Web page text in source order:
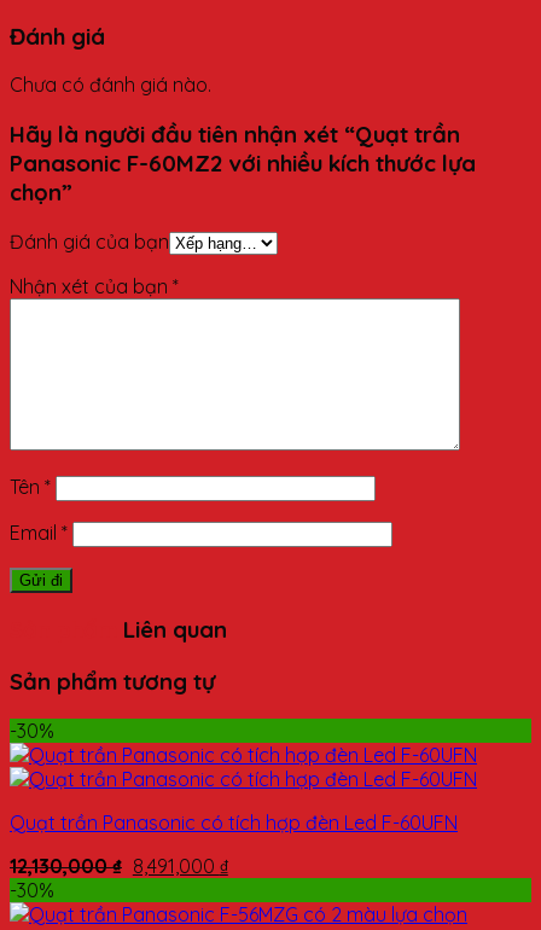
Đánh giá
Chưa có đánh giá nào.
Hãy là người đầu tiên nhận xét “Quạt trần
Panasonic F-60MZ2 với nhiều kích thước lựa
chọn”
Đánh giá của bạn
Nhận xét của bạn *
Tên *
Email *
Liên quan
Sản phẩm tương tự
-30%
Quạt trần Panasonic có tích hợp đèn Led F-60UFN
12,130,000₫ 8,491,000 ₫
-30%